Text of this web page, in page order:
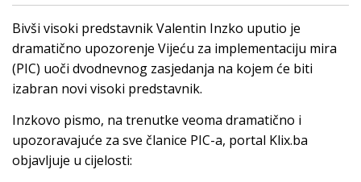
Bivši visoki predstavnik Valentin Inzko uputio je
dramatično upozorenje Vijeću za implementaciju mira
(PIC) uoči dvodnevnog zasjedanja na kojem će biti
izabran novi visoki predstavnik.
Inzkovo pismo, na trenutke veoma dramatično i
upozoravajuće za sve članice PIC-a, portal Klix.ba
objavljuje u cijelosti: